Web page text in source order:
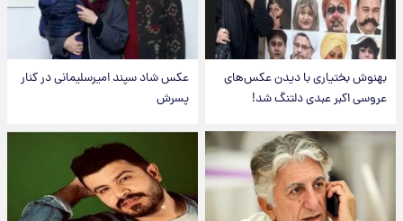
بهنوش بختیاری با دیدن عکس‌های
عروسی اکبر عبدی دلتنگ شد!
عکس شاد سپند امیرسلیمانی در کنار
پسرش